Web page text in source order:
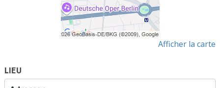
Afficher la carte
LIEU